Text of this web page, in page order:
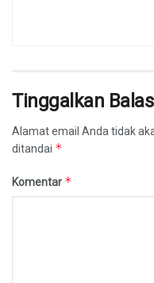
Tinggalkan
Alamat email Anda tidak
ditandai *
Komentar *